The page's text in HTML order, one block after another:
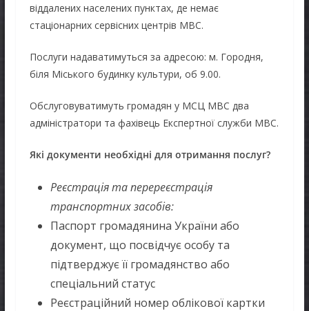
віддалених населених пунктах, де немає
стаціонарних сервісних центрів МВС.
Послуги надаватимуться за адресою: м. Городня,
біля Міського будинку культури, об 9.00.
Обслуговуватимуть громадян у МСЦ МВС два
адміністратори та фахівець Експертної служби МВС.
Які документи необхідні для отримання послуг?
Реєстрація та перереєстрація
транспортних засобів:
Паспорт громадянина України або
документ, що посвідчує особу та
підтверджує її громадянство або
спеціальний статус
Реєстраційний номер облікової картки